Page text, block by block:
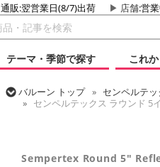
通販:翌営業日(8/7)出荷 店舗:営
テーマ・季節で探す
これ
バルーン トップ センペルテッ
センペルテックス ラウンド 5
Sempertex Round 5"